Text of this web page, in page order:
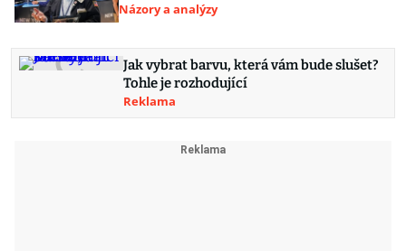
Názory a analýzy
Jak vybrat barvu, která vám bude slušet?
Tohle je rozhodující
Reklama